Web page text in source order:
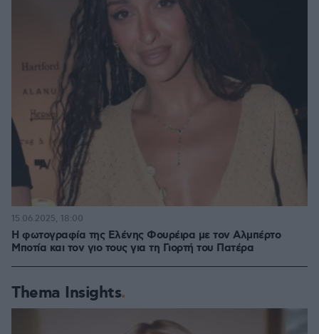
Η φωτογραφία της Ελένης Φουρέιρα με τον Αλμπέρτο
Μποτία και τον γιο τους για τη Γιορτή του Πατέρα
15.06.2025, 18:00
Thema Insights